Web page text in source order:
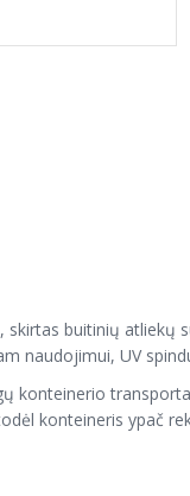
buitinių atliekų
naudojimui, UV
konteinerio
konteineris ypač